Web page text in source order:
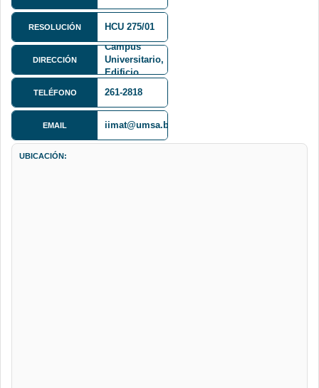
RESOLUCIÓN HCU 275/01
DIRECCIÓN
Calle 27
Campus
Universitario,
Edificio
Primer Piso
TELÉFONO 261-2818
EMAIL iimat@umsa.bo
UBICACIÓN: